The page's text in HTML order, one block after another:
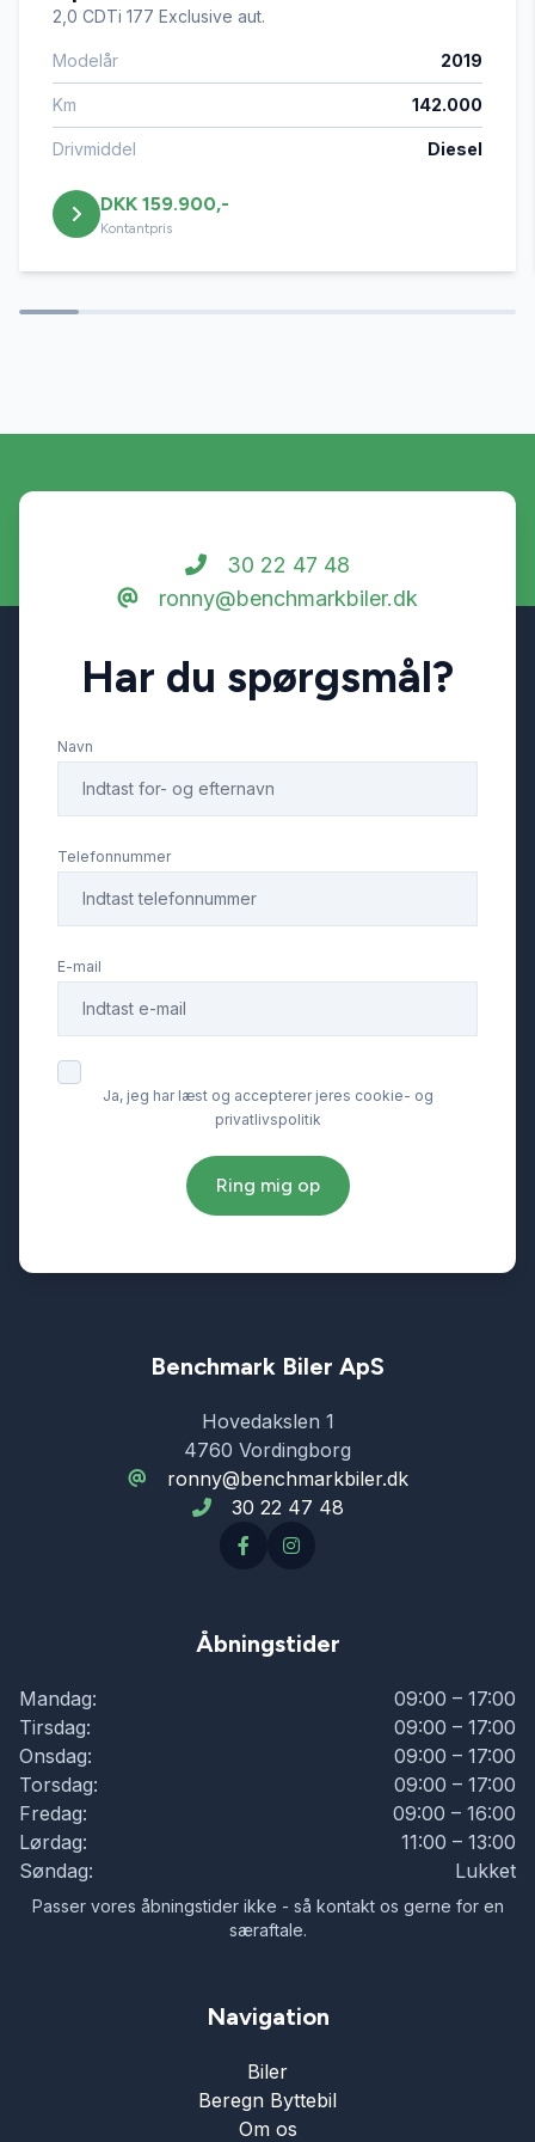
Bluetooth
Brugtbilscertifikat
Buet lys
Dæktryksystem
El-indstillelige forsæder
El-klapbare sidespejle
Elektrisk bagagerum
Elektrisk parkeringsbremse
Elektrisk svingbart anhængertræk
Elektriske komfortsæder
Fjernbetjent centrallås
Fuldautomatisk klimaanlæg
Højdejusterbare forsæder
Højdejusterbart førersæde
Isofix
Kørecomputer
Lygtevasker
Musikstreaming via bluetooth
2,0 CDTi 177 Exclusive aut.
Modelår 2019
Km 142.000
Drivmiddel Diesel
DKK 159.900,-
Kontantpris
30 22 47 48
ronny@benchmarkbiler.dk
Har du spørgsmål?
Navn
Telefonnummer
E-mail
Ja, jeg har læst og accepterer jeres cookie- og
privatlivspolitik
Ring mig op
Benchmark Biler ApS
Hovedakslen 1
4760 Vordingborg
ronny@benchmarkbiler.dk
30 22 47 48
Åbningstider
Mandag:
09:00 – 17:00
Tirsdag:
09:00 – 17:00
Onsdag:
09:00 – 17:00
Torsdag:
09:00 – 17:00
Fredag:
09:00 – 16:00
Lørdag:
11:00 – 13:00
Søndag:
Lukket
Passer vores åbningstider ikke - så kontakt os gerne for en
særaftale.
Navigation
Biler
Beregn Byttebil
Om os